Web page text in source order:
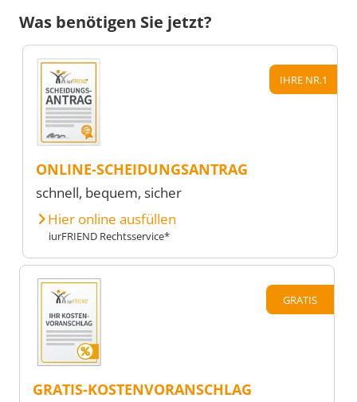
Was benötigen Sie jetzt?
IHRE NR.1
ONLINE-SCHEIDUNGSANTRAG
schnell, bequem, sicher
Hier online ausfüllen
iurFRIEND Rechtsservice*
GRATIS
GRATIS-KOSTENVORANSCHLAG